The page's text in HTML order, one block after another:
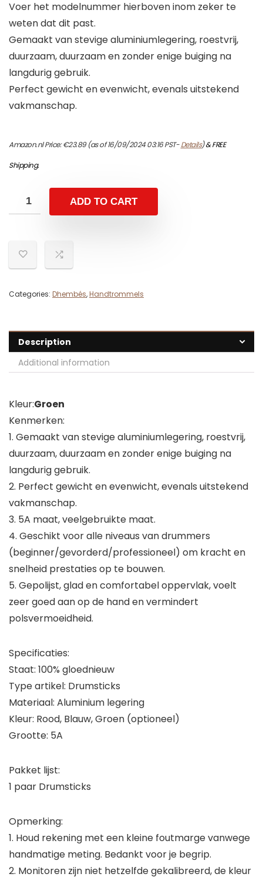
Voer het modelnummer hierboven inom zeker te
weten dat dit past.
Gemaakt van stevige aluminiumlegering, roestvrij,
duurzaam, duurzaam en zonder enige buiging na
langdurig gebruik.
Perfect gewicht en evenwicht, evenals uitstekend
vakmanschap.
Amazon.nl Price:€23.89(as of 16/09/2024 03:16 PST-Details)&FREE
Shipping.
ADD TO CART
Categories: Dhembés,Handtrommels
Description
Additional information
Kleur:Groen
Kenmerken:
1. Gemaakt van stevige aluminiumlegering, roestvrij,
duurzaam, duurzaam en zonder enige buiging na
langdurig gebruik.
2. Perfect gewicht en evenwicht, evenals uitstekend
vakmanschap.
3. 5A maat, veelgebruikte maat.
4. Geschikt voor alle niveaus van drummers
(beginner/gevorderd/professioneel) om kracht en
snelheid prestaties op te bouwen.
5. Gepolijst, glad en comfortabel oppervlak, voelt
zeer goed aan op de hand en vermindert
polsvermoeidheid.
Specificaties:
Staat: 100% gloednieuw
Type artikel: Drumsticks
Materiaal: Aluminium legering
Kleur: Rood, Blauw, Groen (optioneel)
Grootte: 5A
Pakket lijst:
1 paar Drumsticks
Opmerking:
1. Houd rekening met een kleine foutmarge vanwege
handmatige meting. Bedankt voor je begrip.
2. Monitoren zijn niet hetzelfde gekalibreerd, de kleur